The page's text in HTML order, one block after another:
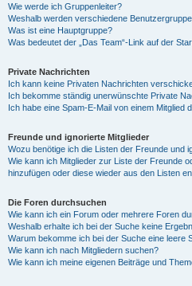
Wie werde ich Gruppenleiter?
Weshalb werden verschiedene
Was ist eine Hauptgruppe?
Was bedeutet der „Das Team“-Link auf der
Private Nachrichten
Ich kann keine Privaten Nachrichten
Ich bekomme ständig unerwünschte Private
Ich habe eine Spam-E-Mail von einem Mitglied
Freunde und ignorierte Mitglieder
Wozu benötige ich die Listen der Freunde und
Wie kann ich Mitglieder zur Liste der Freunde
hinzufügen oder diese wieder aus den Listen
Die Foren durchsuchen
Wie kann ich ein Forum oder mehrere Foren
Weshalb erhalte ich bei der Suche keine
Warum bekomme ich bei der Suche eine leere
Wie kann ich nach Mitgliedern suchen?
Wie kann ich meine eigenen Beiträge und